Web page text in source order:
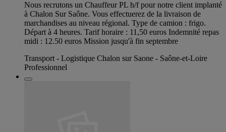
Nous recrutons un Chauffeur PL h/f pour notre client implanté
à Chalon Sur Saône. Vous effectuerez de la livraison de
marchandises au niveau régional. Type de camion : frigo.
Départ à 4 heures. Tarif horaire : 11,50 euros Indemnité repas
midi : 12.50 euros Mission jusqu'à fin septembre
Transport - Logistique Chalon sur Saone - Saône-et-Loire
Professionnel